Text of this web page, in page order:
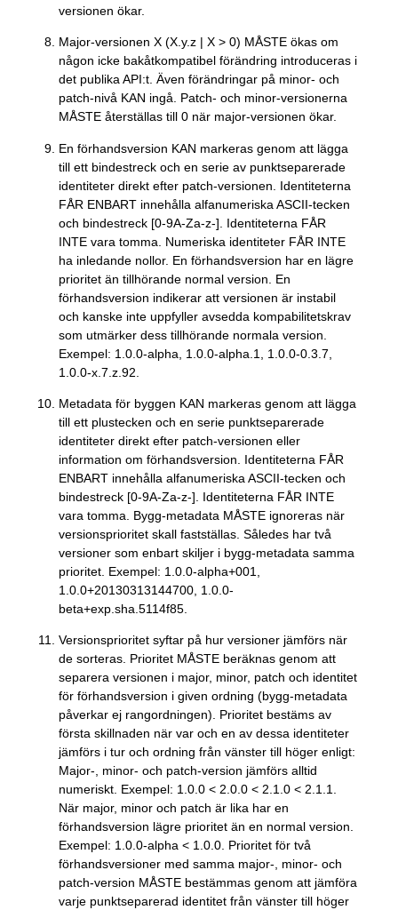
versionen ökar.
Major-versionen X (X.y.z | X > 0) MÅSTE ökas om
någon icke bakåtkompatibel förändring introduceras i
det publika API:t. Även förändringar på minor- och
patch-nivå KAN ingå. Patch- och minor-versionerna
MÅSTE återställas till 0 när major-versionen ökar.
En förhandsversion KAN markeras genom att lägga
till ett bindestreck och en serie av punktseparerade
identiteter direkt efter patch-versionen. Identiteterna
FÅR ENBART innehålla alfanumeriska ASCII-tecken
och bindestreck [0-9A-Za-z-]. Identiteterna FÅR
INTE vara tomma. Numeriska identiteter FÅR INTE
ha inledande nollor. En förhandsversion har en lägre
prioritet än tillhörande normal version. En
förhandsversion indikerar att versionen är instabil
och kanske inte uppfyller avsedda kompabilitetskrav
som utmärker dess tillhörande normala version.
Exempel: 1.0.0-alpha, 1.0.0-alpha.1, 1.0.0-0.3.7,
1.0.0-x.7.z.92.
Metadata för byggen KAN markeras genom att lägga
till ett plustecken och en serie punktseparerade
identiteter direkt efter patch-versionen eller
information om förhandsversion. Identiteterna FÅR
ENBART innehålla alfanumeriska ASCII-tecken och
bindestreck [0-9A-Za-z-]. Identiteterna FÅR INTE
vara tomma. Bygg-metadata MÅSTE ignoreras när
versionsprioritet skall fastställas. Således har två
versioner som enbart skiljer i bygg-metadata samma
prioritet. Exempel: 1.0.0-alpha+001,
1.0.0+20130313144700, 1.0.0-
beta+exp.sha.5114f85.
Versionsprioritet syftar på hur versioner jämförs när
de sorteras. Prioritet MÅSTE beräknas genom att
separera versionen i major, minor, patch och identitet
för förhandsversion i given ordning (bygg-metadata
påverkar ej rangordningen). Prioritet bestäms av
första skillnaden när var och en av dessa identiteter
jämförs i tur och ordning från vänster till höger enligt:
Major-, minor- och patch-version jämförs alltid
numeriskt. Exempel: 1.0.0 < 2.0.0 < 2.1.0 < 2.1.1.
När major, minor och patch är lika har en
förhandsversion lägre prioritet än en normal version.
Exempel: 1.0.0-alpha < 1.0.0. Prioritet för två
förhandsversioner med samma major-, minor- och
patch-version MÅSTE bestämmas genom att jämföra
varje punktseparerad identitet från vänster till höger